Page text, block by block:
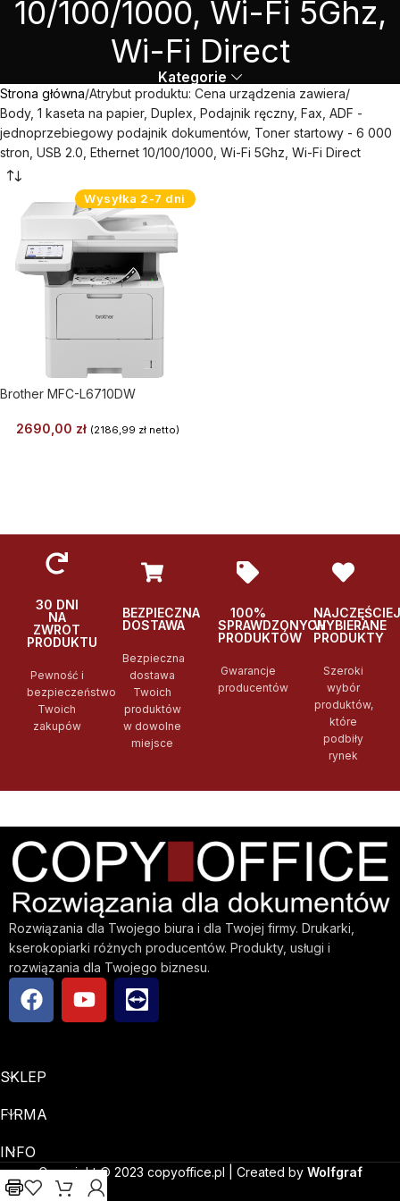
10/100/1000, Wi-Fi 5Ghz,
Wi-Fi Direct
Kategorie
Strona główna Atrybut produktu: Cena urządzenia zawiera
Body, 1 kaseta na papier, Duplex, Podajnik ręczny, Fax, ADF -
jednoprzebiegowy podajnik dokumentów, Toner startowy - 6 000
stron, USB 2.0, Ethernet 10/100/1000, Wi-Fi 5Ghz, Wi-Fi Direct
Wysyłka 2-7 dni
Brother MFC-L6710DW
2690,00 zł (2186,99 zł netto)
30 DNI
NA
ZWROT
PRODUKTU
Pewność i
bezpieczeństwo
Twoich
zakupów
BEZPIECZNA
DOSTAWA
Bezpieczna
dostawa
Twoich
produktów
w dowolne
miejsce
100%
SPRAWDZONYCH
PRODUKTÓW
Gwarancje
producentów
NAJCZĘŚCIEJ
WYBIERANE
PRODUKTY
Szeroki
wybór
produktów,
które
podbiły
rynek
Rozwiązania dla Twojego biura i dla Twojej firmy. Drukarki,
kserokopiarki różnych producentów. Produkty, usługi i
rozwiązania dla Twojego biznesu.
SKLEP
FIRMA
INFO
Copyright © 2023 copyoffice.pl | Created by Wolfgraf